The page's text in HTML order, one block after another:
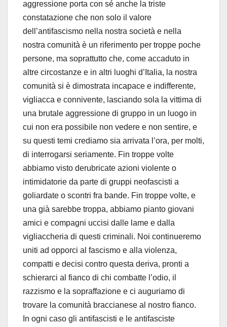
aggressione porta con sé anche la triste
constatazione che non solo il valore
dell’antifascismo nella nostra società e nella
nostra comunità è un riferimento per troppe poche
persone, ma soprattutto che, come accaduto in
altre circostanze e in altri luoghi d’Italia, la nostra
comunità si è dimostrata incapace e indifferente,
vigliacca e connivente, lasciando sola la vittima di
una brutale aggressione di gruppo in un luogo in
cui non era possibile non vedere e non sentire, e
su questi temi crediamo sia arrivata l’ora, per molti,
di interrogarsi seriamente. Fin troppe volte
abbiamo visto derubricate azioni violente o
intimidatorie da parte di gruppi neofascisti a
goliardate o scontri fra bande. Fin troppe volte, e
una già sarebbe troppa, abbiamo pianto giovani
amici e compagni uccisi dalle lame e dalla
vigliaccheria di questi criminali. Noi continueremo
uniti ad opporci al fascismo e alla violenza,
compatti e decisi contro questa deriva, pronti a
schierarci al fianco di chi combatte l’odio, il
razzismo e la sopraffazione e ci auguriamo di
trovare la comunità braccianese al nostro fianco.
In ogni caso gli antifascisti e le antifasciste